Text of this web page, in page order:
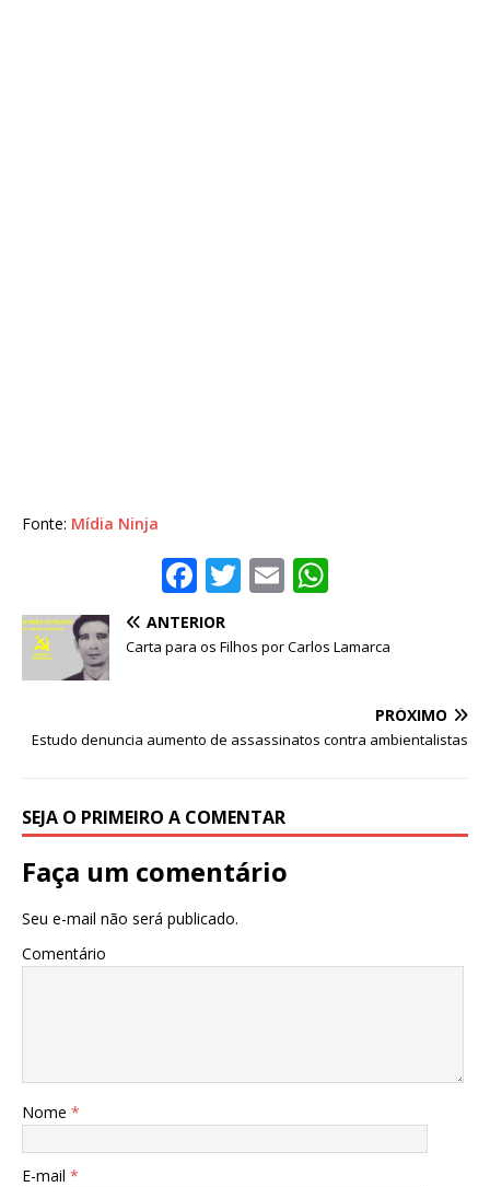
Fonte: Mídia Ninja
F
a
c
o
k
T
w
it
E
m
ai at
p
ANTERIOR
Carta para os Filhos por Carlos Lamarca
PRÓXIMO
Estudo denuncia aumento de assassinatos contra ambientalistas
SEJA O PRIMEIRO A COMENTAR
Faça um comentário
Seu e-mail não será publicado.
Comentário
Nome *
E-mail *